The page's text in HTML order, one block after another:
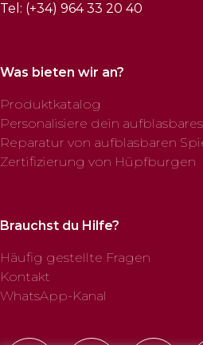
Tel: (+34) 964 33 20 40
Was bieten wir an?
Produktkatalog
Personalisiere dein
Reparatur von aufblasbaren
Zertifizierung von Hüpfburgen
Brauchst du Hilfe?
Häufig gestellte Fragen
Kontakt
WhatsApp-Kanal